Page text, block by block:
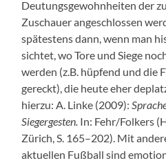
Deutungsgewohnheiten der
Zuschauer angeschlossen
spätestens dann, wenn man
sichtet, wo Tore und Siege
werden (z.B. hüpfend und die
gereckt), die heute eher
hierzu: A. Linke (2009):
Siegergesten. In: Fehr/Folkers
Zürich, S. 165–202). Mit
aktuellen Fußball sind